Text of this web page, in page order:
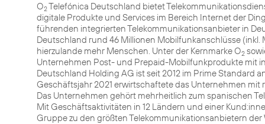
O2Telefónica Deutschland bietet
digitale Produkte und Services im Bereich Internet der
führenden integrierten Telekommunikationsanbieter in
Deutschland rund 46 Millionen Mobilfunkanschlüsse (inkl.
hierzulande mehr Menschen. Unter der Kernmarke O2
Unternehmen Post- und Prepaid-Mobilfunkprodukte mit
Deutschland Holding AG ist seit 2012 im Prime Standard
Geschäftsjahr 2021 erwirtschaftete das Unternehmen mit
Das Unternehmen gehört mehrheitlich zum spanischen
Mit Geschäftsaktivitäten in 12 Ländern und einer
Gruppe zu den größten Telekommunikationsanbietern der